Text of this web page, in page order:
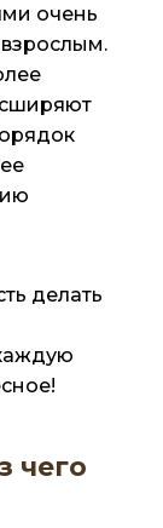
очень
взрослым.
делать
чего